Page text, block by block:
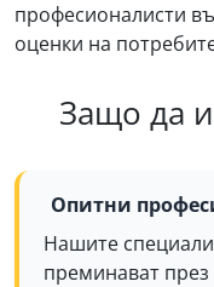
професионалисти
оценки на
Защо да
Опитни
Нашите
преминават през